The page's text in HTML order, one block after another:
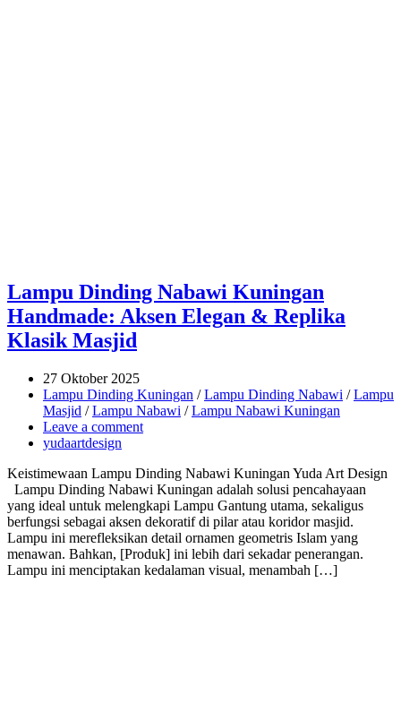
Lampu Dinding Nabawi Kuningan
Handmade: Aksen Elegan & Replika
Klasik Masjid
27 Oktober 2025
Lampu Dinding Kuningan /Lampu Dinding Nabawi /Lampu
Masjid /Lampu Nabawi /Lampu Nabawi Kuningan
Leave a comment
yudaartdesign
Keistimewaan Lampu Dinding Nabawi Kuningan Yuda Art Design
Lampu Dinding Nabawi Kuningan adalah solusi pencahayaan
yang ideal untuk melengkapi Lampu Gantung utama, sekaligus
berfungsi sebagai aksen dekoratif di pilar atau koridor masjid.
Lampu ini merefleksikan detail ornamen geometris Islam yang
menawan. Bahkan, [Produk] ini lebih dari sekadar penerangan.
Lampu ini menciptakan kedalaman visual, menambah […]